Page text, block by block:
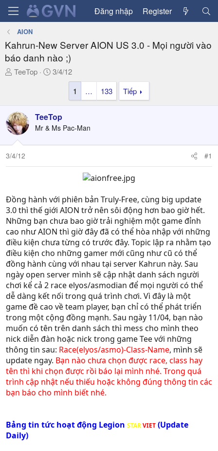
Đăng nhập Register
AION
Kahrun-New Server AION US 3.0 - Mọi người vào
báo danh nào ;)
T
a
d
s
t
a
TeeTop
N
g
ử
i
3/4/12
1
… 133 Tiếp
TeeTop
Mr & Ms Pac-Man
3/4/12 #1
Đồng hành với phiên bản Truly-Free, cùng big update
3.0 thì thế giới AION trở nên sôi động hơn bao giờ hết.
Những bạn chưa bao giờ trải nghiệm một game đỉnh
cao như AION thì giờ đây đã có thể hòa nhập với những
điều kiện chưa từng có trước đây. Topic lập ra nhằm tạo
điều kiện cho những gamer mới cũng như cũ có thể
đồng hành cùng với nhau tại server Kahrun này. Sau
ngày open server mình sẽ cập nhật danh sách người
chơi kể cả 2 race elyos/asmodian để mọi người có thể
dễ dàng kết nối trong quá trình chơi. Vì đây là một
game đề cao về team player, bạn chỉ có thể phát triển
trong một cộng đồng mạnh. Sau ngày 11/04, bạn nào
muốn có tên trên danh sách thì mess cho mình theo
nick diễn đàn hoặc nick trong game Tee với những
thông tin sau: Race(elyos/asmo)-Class-Name, mình sẽ
update ngay. Bạn nào chưa chọn được race, class hay
tên thì khi chọn được rồi báo lại mình nhé. Trong quá
trình cập nhật nếu thiếu hoặc không đúng thông tin các
bạn báo cho mình biết nhé.
Bảng tin tức hoạt động Legion STARVIET (Update
Daily)